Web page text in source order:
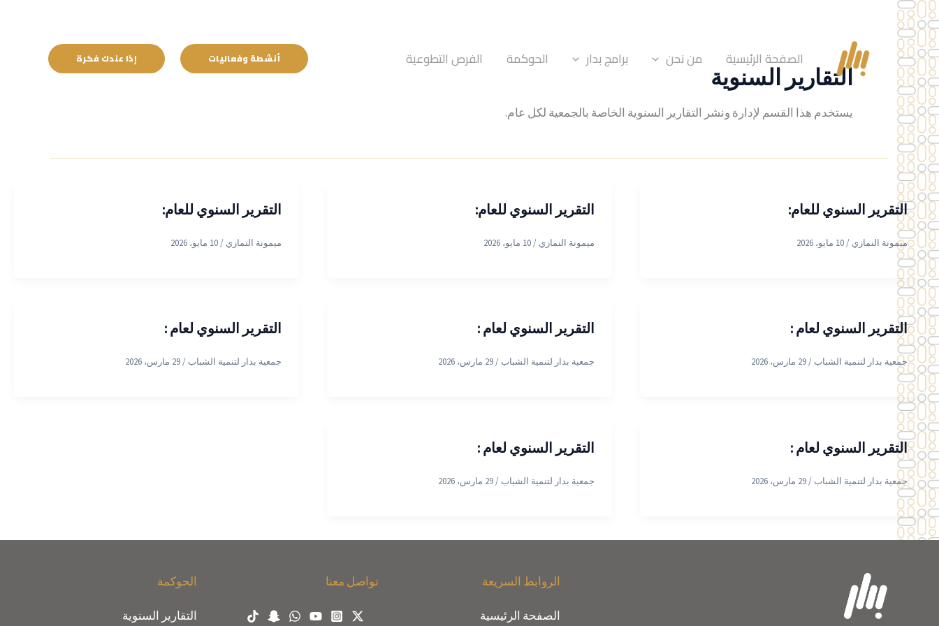
تخطي
إلى
المحتوى
الصفحة الرئيسية من نحن برامج بدار الحوكمة الفرص التطوعية أنشطة وفعاليات إذا عندك فكرة
التقارير السنوية
يستخدم هذا القسم لإدارة ونشر التقارير السنوية الخاصة بالجمعية لكل عام.
التقرير السنوي للعام:
ميمونة النمازي/10 مايو، 2026
التقرير السنوي للعام:
ميمونة النمازي/10 مايو، 2026
التقرير السنوي للعام:
ميمونة النمازي/10 مايو، 2026
التقرير السنوي لعام :
جمعية بدار لتنمية الشباب/29 مارس، 2026
التقرير السنوي لعام :
جمعية بدار لتنمية الشباب/29 مارس، 2026
التقرير السنوي لعام :
جمعية بدار لتنمية الشباب/29 مارس، 2026
التقرير السنوي لعام :
جمعية بدار لتنمية الشباب/29 مارس، 2026
التقرير السنوي لعام :
جمعية بدار لتنمية الشباب/29 مارس، 2026
الروابط السريعة
الصفحة الرئيسية
تواصل معنا الحوكمة
التقارير السنوية